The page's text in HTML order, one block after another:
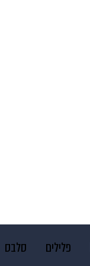
פלילים סלבס